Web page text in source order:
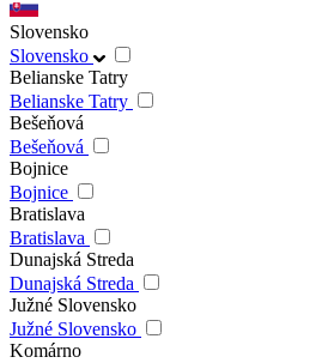
Slovensko
Slovensko
Belianske Tatry
Belianske Tatry
Bešeňová
Bešeňová
Bojnice
Bojnice
Bratislava
Bratislava
Dunajská Streda
Dunajská Streda
Južné Slovensko
Južné Slovensko
Komárno